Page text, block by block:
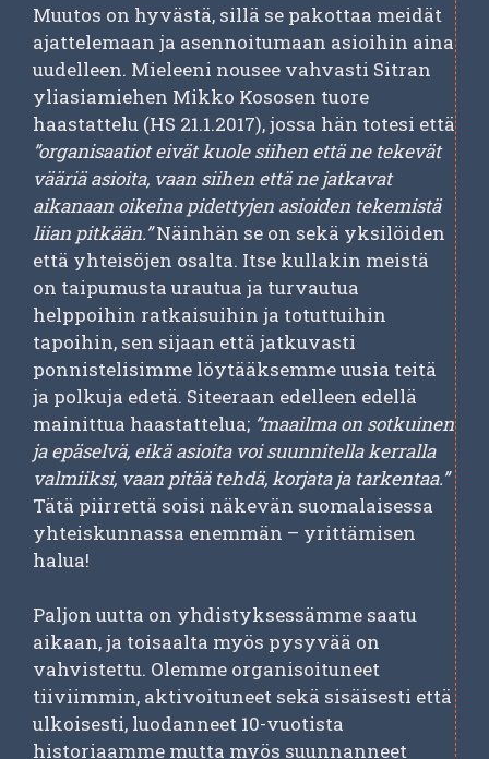
Muutos on hyvästä, sillä se pakottaa meidät
ajattelemaan ja asennoitumaan asioihin aina
uudelleen. Mieleeni nousee vahvasti Sitran
yliasiamiehen Mikko Kososen tuore
haastattelu (HS 21.1.2017), jossa hän totesi että
”organisaatiot eivät kuole siihen että ne tekevät
vääriä asioita, vaan siihen että ne jatkavat
aikanaan oikeina pidettyjen asioiden tekemistä
liian pitkään.”Näinhän se on sekä yksilöiden
että yhteisöjen osalta. Itse kullakin meistä
on taipumusta urautua ja turvautua
helppoihin ratkaisuihin ja totuttuihin
tapoihin, sen sijaan että jatkuvasti
ponnistelisimme löytääksemme uusia teitä
ja polkuja edetä. Siteeraan edelleen edellä
mainittua haastattelua; ”maailma on sotkuinen
ja epäselvä, eikä asioita voi suunnitella kerralla
valmiiksi, vaan pitää tehdä, korjata ja tarkentaa.”
Tätä piirrettä soisi näkevän suomalaisessa
yhteiskunnassa enemmän – yrittämisen
halua!
Paljon uutta on yhdistyksessämme saatu
aikaan, ja toisaalta myös pysyvää on
vahvistettu. Olemme organisoituneet
tiiviimmin, aktivoituneet sekä sisäisesti että
ulkoisesti, luodanneet 10-vuotista
historiaamme mutta myös suunnanneet